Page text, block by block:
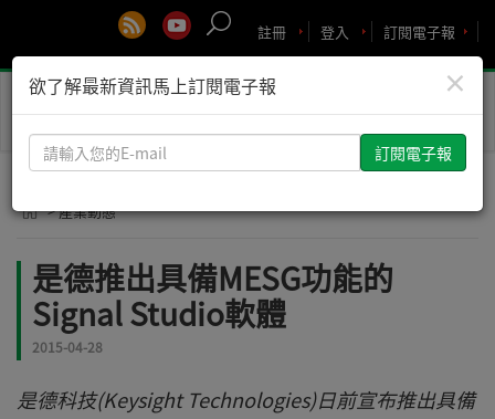
訂閱電子報
登入
註冊
Toggle
> 產業動態
是德推出具備MESG功能的
Signal Studio軟體
2015-04-28
是德科技(Keysight Technologies)日前宣布推出具備
×
欲了解最新資訊馬上訂閱電子報
請
輸
您
E-
mail